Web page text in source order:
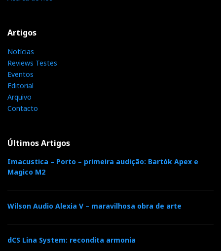
Este video do concerto de Carlos Santana no Festival
de Montreux 2011 teve tanto sucesso, quando o
apresentei em 'Excentricidades', que resolvi repeti-lo
com um pouco mais de tempo.
Trata-se do PA engendrado por Livio Cucuzza, da
Artigos
Notícias
Reviews Testes
Eventos
Editorial
Arquivo
Contacto
Últimos Artigos
Imacustica – Porto – primeira audição: Bartók Apex e
Magico M2
Wilson Audio Alexia V – maravilhosa obra de arte
dCS Lina System: recondita armonia